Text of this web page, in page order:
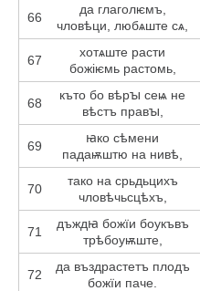
66
да глаголѥмъ,
чловѣци, любѧште сѧ,
67
хотѧште расти
божіѥмь растомь,
68
къто бо вѣрꙑ сеѩ не
вѣстъ правꙑ,
69
ꙗко сѣмени
падаѭштю на нивѣ,
70
тако на срьдьцихъ
чловѣчьсцѣхъ,
71
дъждꙗ божїи боукъвъ
трѣбоуѭште,
72
да въздрастетъ плодъ
божїи паче.